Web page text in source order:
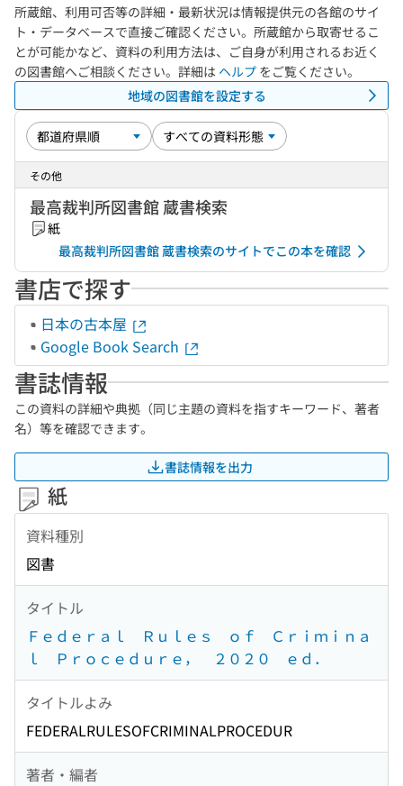
所蔵館、利用可否等の詳細・最新状況は情報提供元の各館のサイ
ト・データベースで直接ご確認ください。所蔵館から取寄せるこ
とが可能かなど、資料の利用方法は、ご自身が利用されるお近く
の図書館へご相談ください。詳細は ヘルプ をご覧ください。
地域の図書館を設定する
その他
最高裁判所図書館 蔵書検索
紙
最高裁判所図書館 蔵書検索のサイトでこの本を確認
書店で探す
日本の古本屋
Google Book Search
書誌情報
この資料の詳細や典拠（同じ主題の資料を指すキーワード、著者
名）等を確認できます。
書誌情報を出力
紙
資料種別
図書
タイトル
Ｆｅｄｅｒａｌ Ｒｕｌｅｓ ｏｆ Ｃｒｉｍｉｎａ
ｌ Ｐｒｏｃｅｄｕｒｅ， ２０２０ ｅｄ．
タイトルよみ
FEDERALRULESOFCRIMINALPROCEDUR
著者・編者